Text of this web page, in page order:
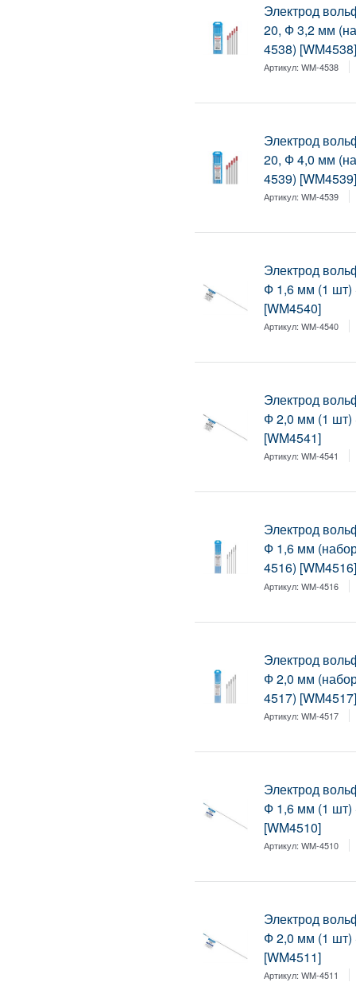
Электрод
20, Ф 3,2 мм
4538)
Артикул:WM-4538
Электрод
20, Ф 4,0 мм
4539)
Артикул:WM-4539
Электрод
Ф 1,6 мм (1 шт)
[WM4540]
Артикул:WM-4540
Электрод
Ф 2,0 мм (1 шт)
[WM4541]
Артикул:WM-4541
Электрод
Ф 1,6 мм
4516)
Артикул:WM-4516
Электрод
Ф 2,0 мм
4517)
Артикул:WM-4517
Электрод
Ф 1,6 мм (1 шт)
[WM4510]
Артикул:WM-4510
Электрод
Ф 2,0 мм (1 шт)
[WM4511]
Артикул:WM-4511